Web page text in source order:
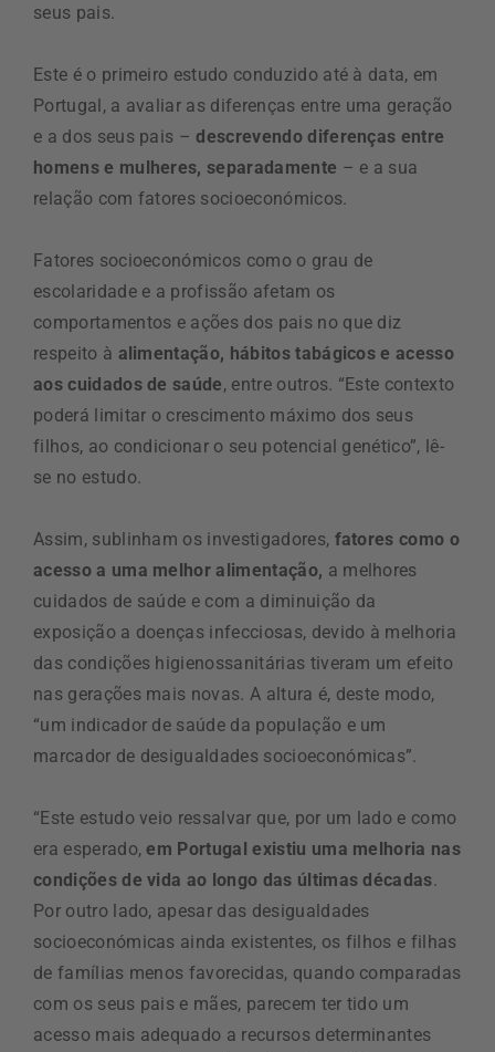
seus pais.
Este é o primeiro estudo conduzido até à data, em
Portugal, a avaliar as diferenças entre uma geração
e a dos seus pais –descrevendo diferenças entre
homens e mulheres, separadamente – e a sua
relação com fatores socioeconómicos.
Fatores socioeconómicos como o grau de
escolaridade e a profissão afetam os
comportamentos e ações dos pais no que diz
respeito à alimentação, hábitos tabágicos e acesso
aos cuidados de saúde, entre outros. “Este contexto
poderá limitar o crescimento máximo dos seus
filhos, ao condicionar o seu potencial genético”, lê-
se no estudo.
Assim, sublinham os investigadores, fatores como o
acesso a uma melhor alimentação, a melhores
cuidados de saúde e com a diminuição da
exposição a doenças infecciosas, devido à melhoria
das condições higienossanitárias tiveram um efeito
nas gerações mais novas. A altura é, deste modo,
“um indicador de saúde da população e um
marcador de desigualdades socioeconómicas”.
“Este estudo veio ressalvar que, por um lado e como
era esperado,em Portugal existiu uma melhoria nas
condições de vida ao longo das últimas décadas.
Por outro lado, apesar das desigualdades
socioeconómicas ainda existentes, os filhos e filhas
de famílias menos favorecidas, quando comparadas
com os seus pais e mães, parecem ter tido um
acesso mais adequado a recursos determinantes